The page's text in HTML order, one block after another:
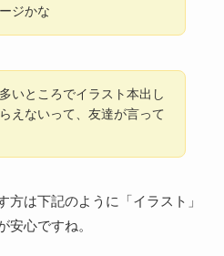
ジかな
いところでイラスト本出し
えないって、友達が言って
方は下記のように「イラスト」
安心ですね。